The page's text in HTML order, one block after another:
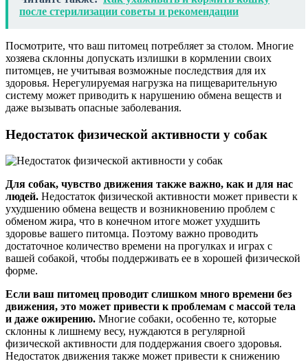
после стерилизации советы и рекомендации
Посмотрите, что ваш питомец потребляет за столом. Многие
хозяева склонны допускать излишки в кормлении своих
питомцев, не учитывая возможные последствия для их
здоровья. Нерегулируемая нагрузка на пищеварительную
систему может приводить к нарушению обмена веществ и
даже вызывать опасные заболевания.
Недостаток физической активности у собак
Для собак, чувство движения также важно, как и для нас
людей. Недостаток физической активности может привести к
ухудшению обмена веществ и возникновению проблем с
обменом жира, что в конечном итоге может ухудшить
здоровье вашего питомца. Поэтому важно проводить
достаточное количество времени на прогулках и играх с
вашей собакой, чтобы поддерживать ее в хорошей физической
форме.
Если ваш питомец проводит слишком много времени без
движения, это может привести к проблемам с массой тела
и даже ожирению. Многие собаки, особенно те, которые
склонны к лишнему весу, нуждаются в регулярной
физической активности для поддержания своего здоровья.
Недостаток движения также может привести к снижению